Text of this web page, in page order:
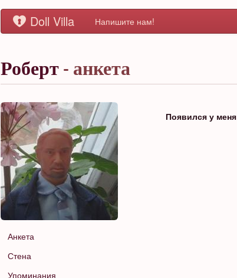
Doll Villa Напишите нам!
Роберт - анкета
Анкета
Стена
Упоминания
Появился у меня